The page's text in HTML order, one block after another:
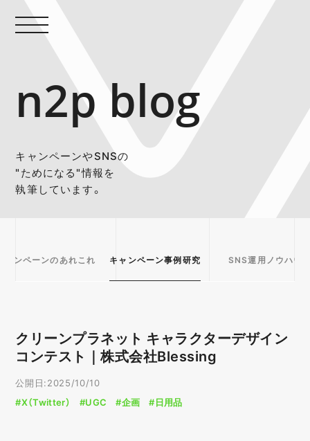
n2p blog
キャンペーンやSNSの
"ためになる"情報を
執筆しています。
ャンペーンのあれこれ キャンペーン事例研究 SNS運用ノウハウ
クリーンプラネット キャラクターデザイン
コンテスト｜株式会社Blessing
公開日:2025/10/10
#X（Twitter）
#UGC #企画 #日用品